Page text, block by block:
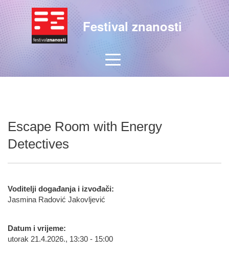
Festival znanosti
Escape Room with Energy
Detectives
Voditelji događanja i izvođači:
Jasmina Radović Jakovljević
Datum i vrijeme:
utorak 21.4.2026., 13:30 - 15:00